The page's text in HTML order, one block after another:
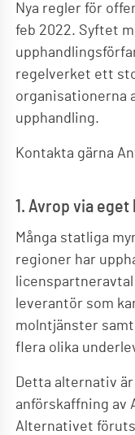
Nya regler för
feb 2022. Syftet
regelverket ett
organisationerna
upphandling.
Kontakta gärna
1. Avrop via
Många statliga
regioner har
leverantör som
molntjänster
flera olika
Detta alternativ
anförskaffning av
Alternativet